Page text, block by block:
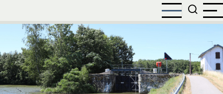
inhoud
gaan